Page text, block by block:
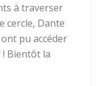
à traverser
cercle, Dante
pu accéder
Bientôt la